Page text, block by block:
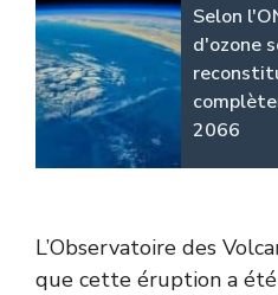
Selon
d'ozone
2066
L’Observatoire des
que cette éruption a